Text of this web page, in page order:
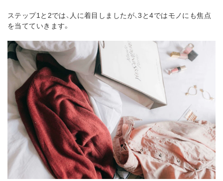
ステップ1と2では、人に着目しましたが、3と4ではモノにも焦点
を当てていきます。